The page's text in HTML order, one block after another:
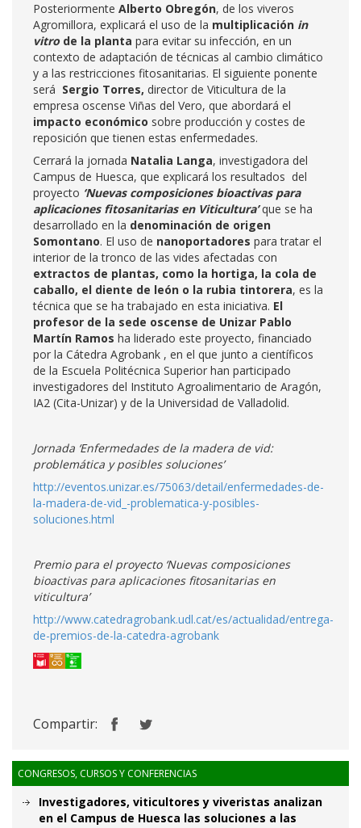
Posteriormente Alberto Obregón, de los viveros
Agromillora, explicará el uso de la multiplicación in
vitro de la planta para evitar su infección, en un
contexto de adaptación de técnicas al cambio climático
y a las restricciones fitosanitarias. El siguiente ponente
será Sergio Torres, director de Viticultura de la
empresa oscense Viñas del Vero, que abordará el
impacto económico sobre producción y costes de
reposición que tienen estas enfermedades.
Cerrará la jornada Natalia Langa, investigadora del
Campus de Huesca, que explicará los resultados del
proyecto ‘Nuevas composiciones bioactivas para
aplicaciones fitosanitarias en Viticultura’que se ha
desarrollado en la denominación de origen
Somontano. El uso de nanoportadores para tratar el
interior de la tronco de las vides afectadas con
extractos de plantas, como la hortiga, la cola de
caballo, el diente de león o la rubia tintorera, es la
técnica que se ha trabajado en esta iniciativa. El
profesor de la sede oscense de Unizar Pablo
Martín Ramos ha liderado este proyecto, financiado
por la Cátedra Agrobank , en el que junto a científicos
de la Escuela Politécnica Superior han participado
investigadores del Instituto Agroalimentario de Aragón,
IA2 (Cita-Unizar) y de la Universidad de Valladolid.
Jornada ‘Enfermedades de la madera de vid:
problemática y posibles soluciones’
http://eventos.unizar.es/75063/detail/enfermedades-de-
la-madera-de-vid_-problematica-y-posibles-
soluciones.html
Premio para el proyecto ‘Nuevas composiciones
bioactivas para aplicaciones fitosanitarias en
viticultura’
http://www.catedragrobank.udl.cat/es/actualidad/entrega-
de-premios-de-la-catedra-agrobank
Compartir:
CONGRESOS, CURSOS Y CONFERENCIAS
Investigadores, viticultores y viveristas analizan
en el Campus de Huesca las soluciones a las